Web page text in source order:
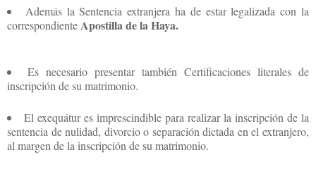
Además la Sentencia extranjera ha de estar legalizada con la
correspondienteApostilla de la Haya.
Es necesario presentar también Certificaciones literales de
inscripción de su matrimonio.
El exequátur es imprescindible para realizar la inscripción de la
sentencia de nulidad, divorcio o separación dictada en el extranjero,
al margen de la inscripción de su matrimonio.